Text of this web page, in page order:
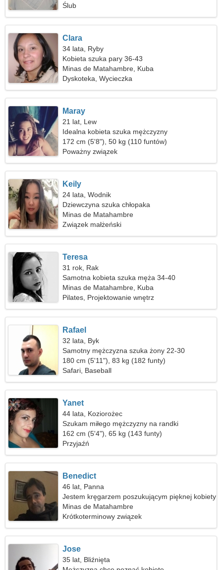
Ślub
Clara
34 lata, Ryby
Kobieta szuka pary 36-43
Minas de Matahambre, Kuba
Dyskoteka, Wycieczka
Maray
21 lat, Lew
Idealna kobieta szuka mężczyzny
172 cm (5'8"), 50 kg (110 funtów)
Poważny związek
Keily
24 lata, Wodnik
Dziewczyna szuka chłopaka
Minas de Matahambre
Związek małżeński
Teresa
31 rok, Rak
Samotna kobieta szuka męża 34-40
Minas de Matahambre, Kuba
Pilates, Projektowanie wnętrz
Rafael
32 lata, Byk
Samotny mężczyzna szuka żony 22-30
180 cm (5'11"), 83 kg (182 funty)
Safari, Baseball
Yanet
44 lata, Koziorożec
Szukam miłego mężczyzny na randki
162 cm (5'4"), 65 kg (143 funty)
Przyjaźń
Benedict
46 lat, Panna
Jestem kręgarzem poszukującym pięknej kobiety
Minas de Matahambre
Krótkoterminowy związek
Jose
35 lat, Bliźnięta